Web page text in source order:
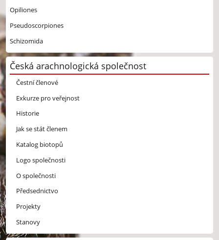
Opiliones
Pseudoscorpiones
Schizomida
Česká arachnologická společnost
Čestní členové
Exkurze pro veřejnost
Historie
Jak se stát členem
Katalog biotopů
Logo společnosti
O společnosti
Předsednictvo
Projekty
Stanovy